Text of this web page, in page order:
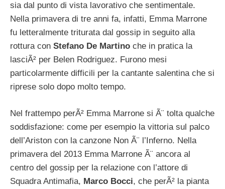
sia dal punto di vista lavorativo che sentimentale.
Nella primavera di tre anni fa, infatti, Emma Marrone
fu letteralmente triturata dal gossip in seguito alla
rottura con Stefano De Martino che in pratica la
lasciÃ² per Belen Rodriguez. Furono mesi
particolarmente difficili per la cantante salentina che si
riprese solo dopo molto tempo.
Nel frattempo perÃ² Emma Marrone si Ã¨ tolta qualche
soddisfazione: come per esempio la vittoria sul palco
dell’Ariston con la canzone Non Ã¨ l’Inferno. Nella
primavera del 2013 Emma Marrone Ã¨ ancora al
centro del gossip per la relazione con l’attore di
Squadra Antimafia, Marco Bocci, che perÃ² la pianta